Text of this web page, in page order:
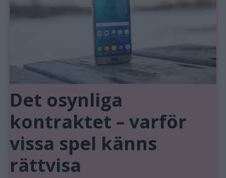
Det osynliga
kontraktet – varför
vissa spel känns
rättvisa